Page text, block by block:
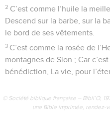
trône.
13 Oui, l’Éternel a choisi Sion,
habitation :
14 C’est mon (lieu de) repos à
l’ai désirée ;
15 Je comblerai de
16 Je revêtirai de salut ses